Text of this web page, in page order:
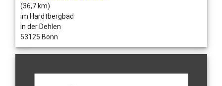
(36,7 km)
im Hardtbergbad
In der Dehlen
53125 Bonn